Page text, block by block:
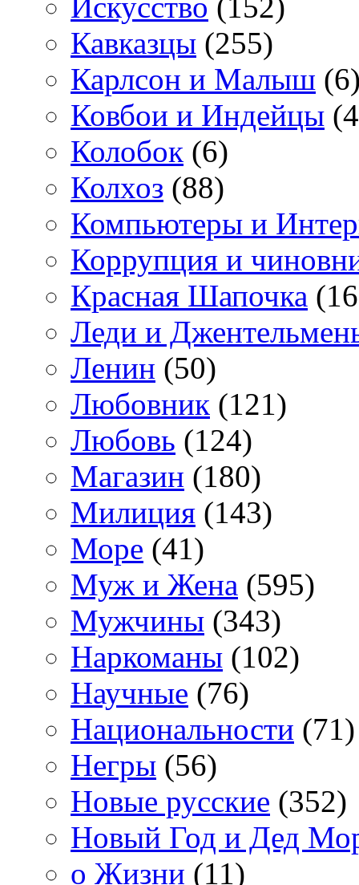
Кавказцы (255)
Карлсон и Малыш
Ковбои и Индейцы
Колобок (6)
Колхоз (88)
Компьютеры и
Коррупция и
Красная Шапочка
Леди и
Ленин (50)
Любовник (121)
Любовь (124)
Магазин (180)
Милиция (143)
Море (41)
Муж и Жена (595)
Мужчины (343)
Наркоманы (102)
Научные (76)
Национальности (71)
Негры (56)
Новые русские (352)
Новый Год и Дед
о Жизни (11)